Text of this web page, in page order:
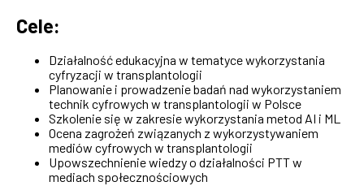
Cele:
Działalność edukacyjna w tematyce wykorzystania
cyfryzacji w transplantologii
Planowanie i prowadzenie badań nad wykorzystaniem
technik cyfrowych w transplantologii w Polsce
Szkolenie się w zakresie wykorzystania metod AI i ML
Ocena zagrożeń związanych z wykorzystywaniem
mediów cyfrowych w transplantologii
Upowszechnienie wiedzy o działalności PTT w
mediach społecznościowych